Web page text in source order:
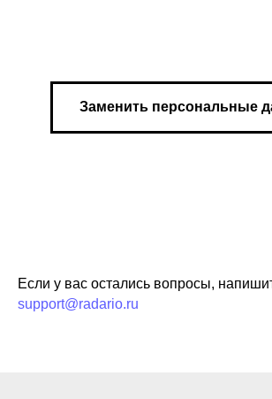
Заменить персональные
Если у вас остались вопросы,
support@radario.ru